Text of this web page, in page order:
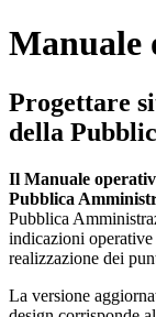
Manuale
Progettare
della
Il Manuale
Pubblica
Pubblica
indicazioni operative
realizzazione dei
La versione